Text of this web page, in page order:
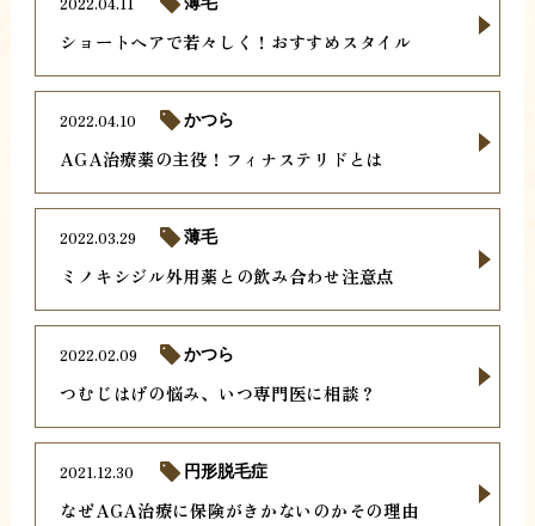
ショートヘアで若々しく！おすすめスタイル
AGA治療薬の主役！フィナステリドとは
2022.04.10 かつら
ミノキシジル外用薬との飲み合わせ注意点
2022.03.29 薄毛
つむじはげの悩み、いつ専門医に相談？
2022.02.09 かつら
なぜAGA治療に保険がきかないのかその理由
2021.12.30 円形脱毛症